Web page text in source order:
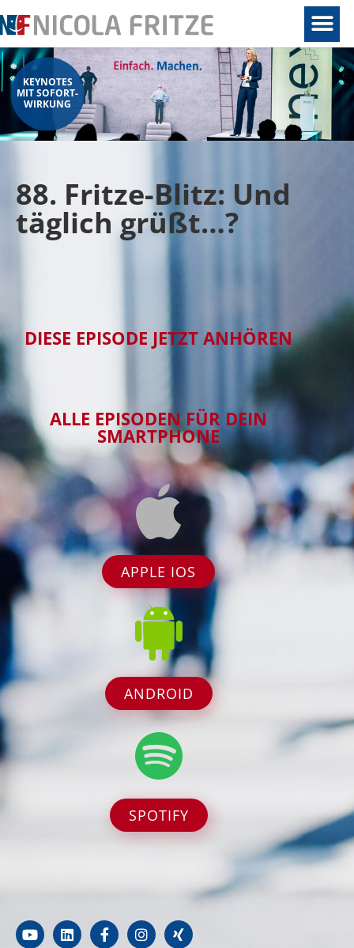
KEYNOTES
MIT SOFORT-
WIRKUNG
88. Fritze-Blitz: Und
täglich grüßt…?
DIESE EPISODE JETZT ANHÖREN
ALLE EPISODEN FÜR DEIN
SMARTPHONE
APPLE IOS
ANDROID
SPOTIFY